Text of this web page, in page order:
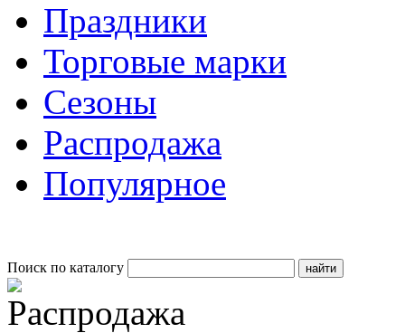
Праздники
Торговые марки
Сезоны
Распродажа
Популярное
Поиск по каталогу